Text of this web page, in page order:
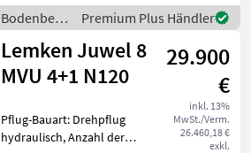
Schnittbreitenverstellung,
Stützrad, Vorschäler
Lemken Pflug Ju
Bodenbearbeitung
/ Lemken
Premium Plus Händler
Lemken Juwel 8
MVU 4+1 N120
29.900
€
inkl. 13%
MwSt./Verm.
26.460,18 €
exkl.
Pflug-Bauart: Drehpflug
hydraulisch, Anzahl der